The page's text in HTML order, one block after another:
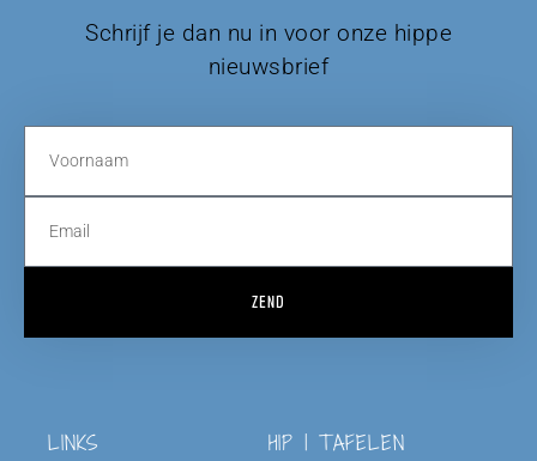
Schrijf je dan nu in voor onze hippe
nieuwsbrief
ZEND
LINKS HIP | TAFELEN